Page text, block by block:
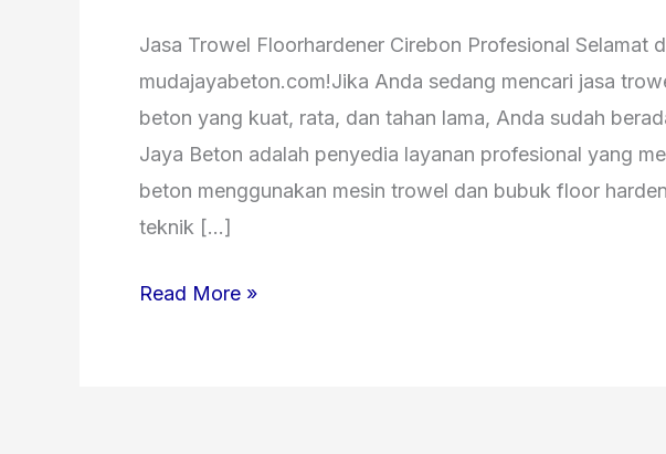
Jasa Trowel Floorhardener Cirebon Profesional Selamat
mudajayabeton.com!Jika Anda sedang mencari jasa
beton yang kuat, rata, dan tahan lama, Anda sudah
Jaya Beton adalah penyedia layanan profesional yang
beton menggunakan mesin trowel dan bubuk floor
teknik […]
Cirebon
August
2026
Read More »